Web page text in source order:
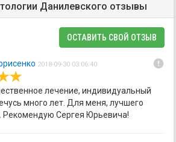
Данилевского отзывы
ОСТАВИТЬ СВОЙ ОТЗЫВ
2018-09-30 03:06:40 error
лечение, индивидуальный
много лет. Для меня, лучшего
Рекомендую Сергея Юрьевича!